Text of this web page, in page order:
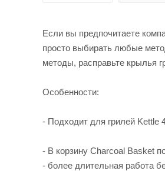
Если вы предпочитаете
просто выбирать любые
методы, расправьте крылья
Особенности:
- Подходит для грилей Kettle
- В корзину Charcoal Basket
- более длительная работа